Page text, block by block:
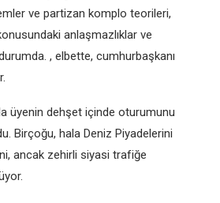
ve partizan komplo teorileri,
anlaşmazlıklar ve
, elbette, cumhurbaşkanı
üyenin dehşet içinde oturumunu
Birçoğu, hala Deniz Piyadelerini
ancak zehirli siyasi trafiğe